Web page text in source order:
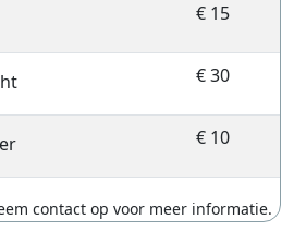
€ 15
€ 30
€ 10
contact op voor meer informatie.